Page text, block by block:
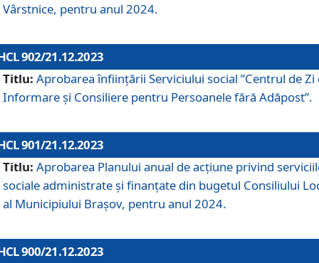
Vârstnice, pentru anul 2024.
902/21.12.2023
Titlu: Aprobarea înființării Serviciului social ”Centrul de Zi
Informare și Consiliere pentru Persoanele fără Adăpost”.
901/21.12.2023
Titlu: Aprobarea Planului anual de acțiune privind
sociale administrate și finanțate din bugetul Consiliului
al Municipiului Brașov, pentru anul 2024.
900/21.12.2023